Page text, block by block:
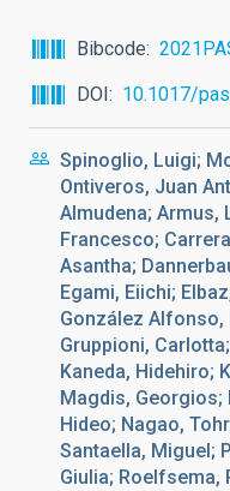
Bibcode
DOI
10.1017/
Spinoglio, Luigi;
Ontiveros, Juan
Almudena; Armus,
Francesco;
Asantha;
Egami, Eiichi;
González Alfonso,
Gruppioni,
Kaneda, Hidehiro;
Magdis, Georgios;
Hideo; Nagao,
Santaella, Miguel;
Giulia; Roelfsema,